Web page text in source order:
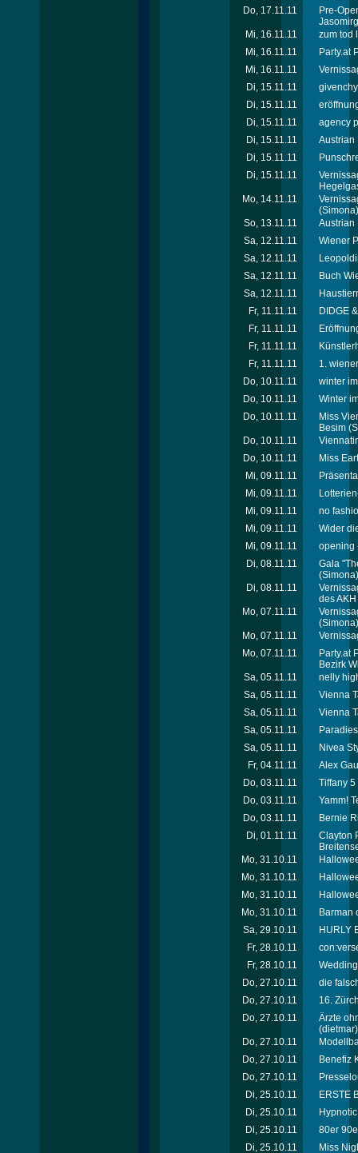
Do, 17.11.11
Pre-
Mi, 16.11.11
zum tod
Mi, 16.11.11
Party.at
Mi, 16.11.11
Di, 15.11.11
Di, 15.11.11
Di, 15.11.11
agency
Di, 15.11.11
Austrian
Di, 15.11.11
Di, 15.11.11
Mo, 14.11.11
(Simona)
So, 13.11.11
Austrian
Sa, 12.11.11
Wiener
Sa, 12.11.11
Sa, 12.11.11
Buch
Sa, 12.11.11
Fr, 11.11.11
DIDGE
Fr, 11.11.11
Fr, 11.11.11
Fr, 11.11.11
1.
Do, 10.11.11
winter
Do, 10.11.11
Winter
Do, 10.11.11
Miss
Besim
Do, 10.11.11
Do, 10.11.11
Miss
Mi, 09.11.11
Mi, 09.11.11
Mi, 09.11.11
no
Mi, 09.11.11
Wider
Mi, 09.11.11
opening
Di, 08.11.11
Gala
(Simona)
Di, 08.11.11
des AKH
Mo, 07.11.11
(Simona)
Mo, 07.11.11
Mo, 07.11.11
Party.at
Bezirk
Sa, 05.11.11
nelly
Sa, 05.11.11
Vienna
Sa, 05.11.11
Vienna
Sa, 05.11.11
Sa, 05.11.11
Nivea
Fr, 04.11.11
Alex
Do, 03.11.11
Tiffany
Do, 03.11.11
Yamm!
Do, 03.11.11
Bernie
Di, 01.11.11
Clayton
Mo, 31.10.11
Mo, 31.10.11
Mo, 31.10.11
Mo, 31.10.11
Barman
Sa, 29.10.11
HURLY
Fr, 28.10.11
Fr, 28.10.11
Do, 27.10.11
die
Do, 27.10.11
16.
Do, 27.10.11
Ärzte
(dietmar)
Do, 27.10.11
Do, 27.10.11
Benefiz
Do, 27.10.11
Di, 25.10.11
ERSTE
Di, 25.10.11
Di, 25.10.11
80er
Di, 25.10.11
Miss